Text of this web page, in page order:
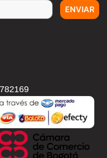
ENVIAR